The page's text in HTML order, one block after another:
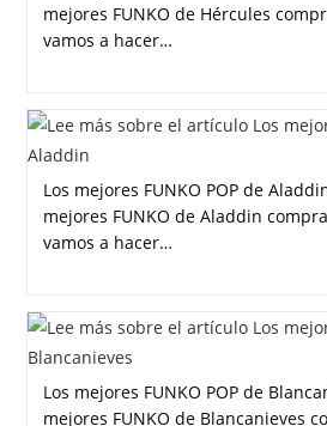
mejores FUNKO de Hércules
vamos a hacer…
Los mejores FUNKO POP de
mejores FUNKO de Aladdin
vamos a hacer…
Los mejores FUNKO POP de
mejores FUNKO de Blancanieves